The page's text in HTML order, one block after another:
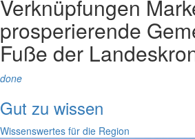
Verknüpfungen
prosperierende
Fuße der
done
Gut zu wissen
Wissenswertes für die Region